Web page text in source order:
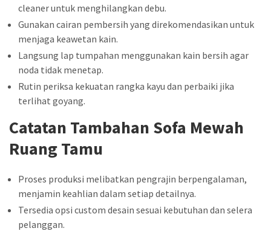
cleaner untuk menghilangkan debu.
Gunakan cairan pembersih yang direkomendasikan untuk
menjaga keawetan kain.
Langsung lap tumpahan menggunakan kain bersih agar
noda tidak menetap.
Rutin periksa kekuatan rangka kayu dan perbaiki jika
terlihat goyang.
Catatan Tambahan Sofa Mewah
Ruang Tamu
Proses produksi melibatkan pengrajin berpengalaman,
menjamin keahlian dalam setiap detailnya.
Tersedia opsi custom desain sesuai kebutuhan dan selera
pelanggan.